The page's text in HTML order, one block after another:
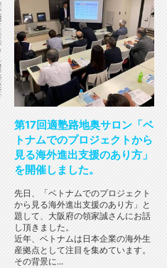
第17回適塾路地奥サロン「ベ
トナムでのプロジェクトから
見る海外進出支援のあり方」
を開催しました。
先日、「ベトナムでのプロジェクト
から見る海外進出支援のあり方」と
題して、大阪府の領家誠さんにお話
し頂きました。
近年、ベトナムは日本企業の海外生
産拠点として注目を集めています。
その背景に...